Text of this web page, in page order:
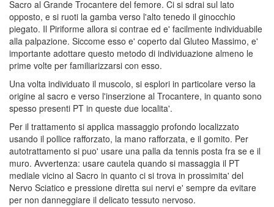
Sacro al Grande Trocantere del femore. Ci si sdrai sul lato
opposto, e si ruoti la gamba verso l'alto tenedo il ginocchio
piegato. Il Piriforme allora si contrae ed e' facilmente individuabile
alla palpazione. Siccome esso e' coperto dal Gluteo Massimo, e'
importante adottare questo metodo di individuazione almeno le
prime volte per familiarizzarsi con esso.
Una volta individuato il muscolo, si esplori in particolare verso la
origine al sacro e verso l'inserzione al Trocantere, in quanto sono
spesso presenti PT in queste due localita'.
Per il trattamento si applica massaggio profondo localizzato
usando il pollice rafforzato, la mano rafforzata, e il gomito. Per
autotrattamento si puo' usare una palla da tennis posta fra se e il
muro. Avvertenza: usare cautela quando si massaggia il PT
mediale vicino al Sacro in quanto ci si trova in prossimita' del
Nervo Sciatico e pressione diretta sui nervi e' sempre da evitare
per non danneggiare il delicato tessuto nervoso.